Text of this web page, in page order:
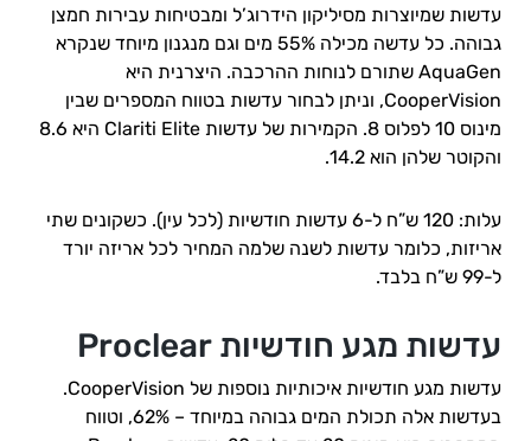
עדשות שמיוצרות מסיליקון הידרוג’ל ומבטיחות עבירות חמצן
גבוהה. כל עדשה מכילה 55% מים וגם מנגנון מיוחד שנקרא
AquaGen שתורם לנוחות ההרכבה. היצרנית היא
CooperVision, וניתן לבחור עדשות בטווח המספרים שבין
מינוס 10 לפלוס 8. הקמירות של עדשות Clariti Elite היא 8.6
והקוטר שלהן הוא 14.2.
עלות: 120 ש”ח ל-6 עדשות חודשיות (לכל עין). כשקונים שתי
אריזות, כלומר עדשות לשנה שלמה המחיר לכל אריזה יורד
ל-99 ש”ח בלבד.
עדשות מגע חודשיות Proclear
עדשות מגע חודשיות איכותיות נוספות של CooperVision.
בעדשות אלה תכולת המים גבוהה במיוחד – 62%, וטווח